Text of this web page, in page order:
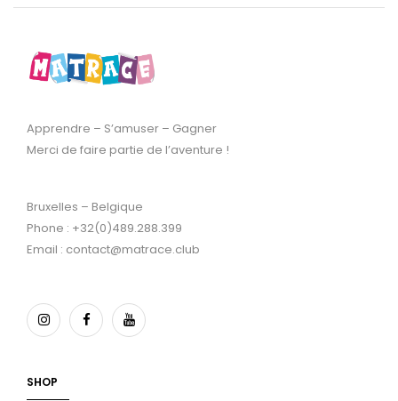
Apprendre – S’amuser – Gagner
Merci de faire partie de l’aventure !
Bruxelles – Belgique
Phone : +32(0)489.288.399
Email : contact@matrace.club
SHOP